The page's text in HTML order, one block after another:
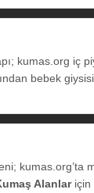
kumas.org iç
bebek
kumas.org’ta
Alanlariçin